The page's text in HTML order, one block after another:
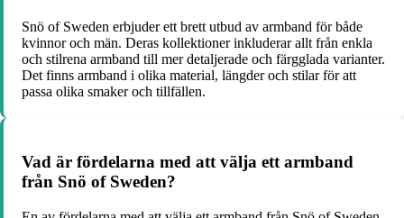
Snö of Sweden erbjuder ett brett utbud av armband för både
kvinnor och män. Deras kollektioner inkluderar allt från enkla
och stilrena armband till mer detaljerade och färgglada varianter.
Det finns armband i olika material, längder och stilar för att
passa olika smaker och tillfällen.
Vad är fördelarna med att välja ett armband
från Snö of Sweden?